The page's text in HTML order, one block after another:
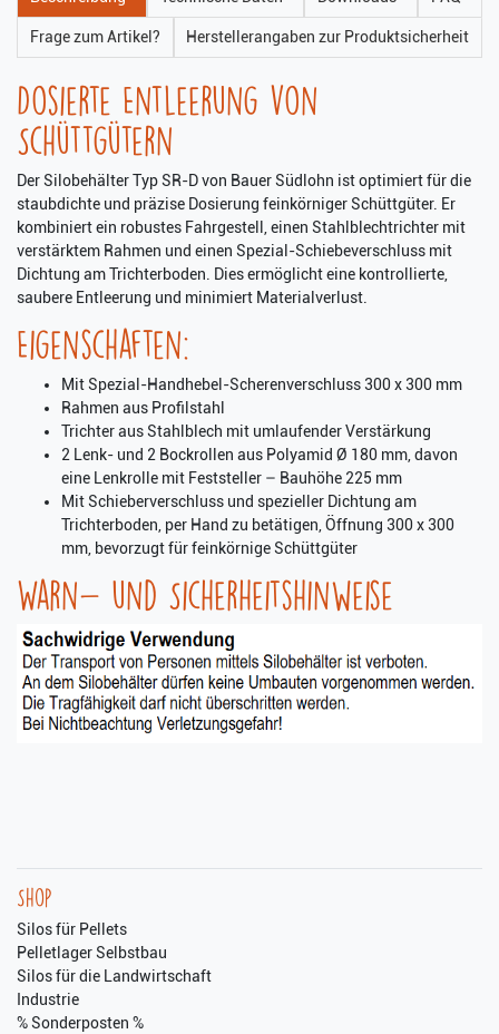
Frage zum Artikel? Herstellerangaben zur Produktsicherheit
Dosierte Entleerung von
Schüttgütern
Der Silobehälter Typ SR-D von Bauer Südlohn ist optimiert für die
staubdichte und präzise Dosierung feinkörniger Schüttgüter. Er
kombiniert ein robustes Fahrgestell, einen Stahlblechtrichter mit
verstärktem Rahmen und einen Spezial-Schiebeverschluss mit
Dichtung am Trichterboden. Dies ermöglicht eine kontrollierte,
saubere Entleerung und minimiert Materialverlust.
Eigenschaften:
Mit Spezial-Handhebel-Scherenverschluss 300 x 300 mm
Rahmen aus Profilstahl
Trichter aus Stahlblech mit umlaufender Verstärkung
2 Lenk- und 2 Bockrollen aus Polyamid Ø 180 mm, davon
eine Lenkrolle mit Feststeller – Bauhöhe 225 mm
Mit Schieberverschluss und spezieller Dichtung am
Trichterboden, per Hand zu betätigen, Öffnung 300 x 300
mm, bevorzugt für feinkörnige Schüttgüter
Warn- und Sicherheitshinweise
Shop
Silos für Pellets
Pelletlager Selbstbau
Silos für die Landwirtschaft
Industrie
% Sonderposten %